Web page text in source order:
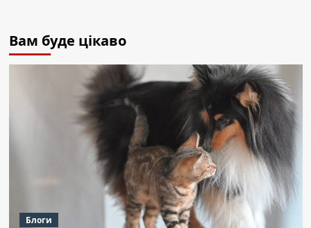
Вам буде цікаво
Блоги